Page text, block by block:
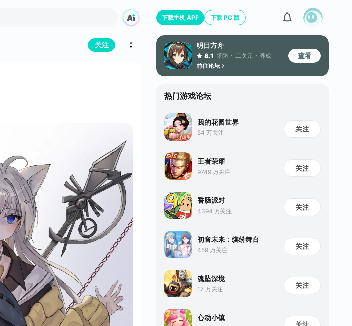
关注
下载手机 APP 下载 PC 版
明日方舟
8.1 塔防 二次元
养成
前往论坛
查看
热门游戏论坛
我的花园世界
54 万关注 关注
王者荣耀
9749 万关注 关注
香肠派对
4394 万关注 关注
初音未来：缤纷舞台
459 万关注 关注
魂坠深境
17 万关注 关注
心动小镇
关注